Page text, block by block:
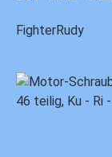
FighterRudy
Bildergalerie